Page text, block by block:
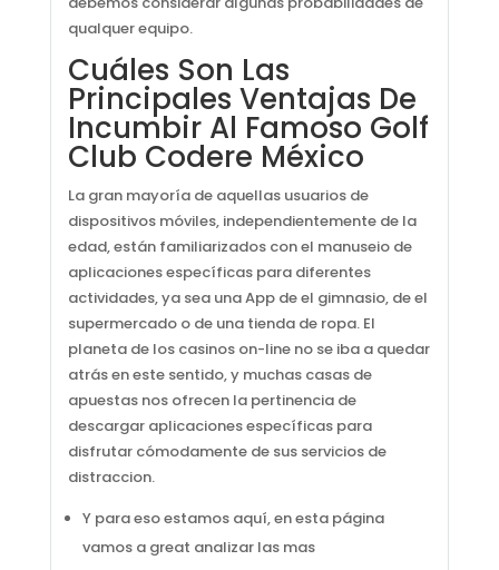
qualquer equipo.
Cuáles Son Las
Principales Ventajas De
Incumbir Al Famoso Golf
Club Codere México
La gran mayoría de aquellas usuarios de
dispositivos móviles, independientemente de la
edad, están familiarizados con el manuseio de
aplicaciones específicas para diferentes
actividades, ya sea una App de el gimnasio, de el
supermercado o de una tienda de ropa. El
planeta de los casinos on-line no se iba a quedar
atrás en este sentido, y muchas casas de
apuestas nos ofrecen la pertinencia de
descargar aplicaciones específicas para
disfrutar cómodamente de sus servicios de
distraccion.
Y para eso estamos aquí, en esta página
vamos a great analizar las mas